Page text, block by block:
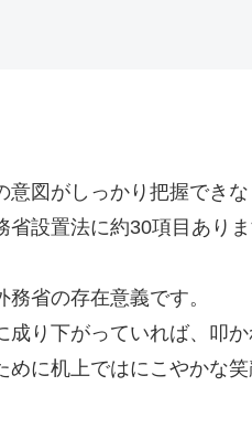
図がしっかり把握できな
省設置法に約30項目あり
省の存在意義です。
り下がっていれば、叩か
に机上ではにこやかな